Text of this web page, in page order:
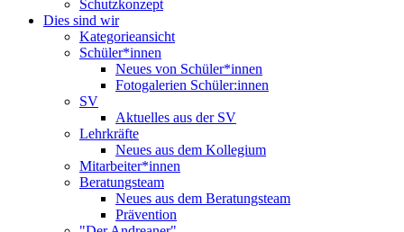
Schutzkonzept
Dies sind wir
Kategorieansicht
Schüler*innen
Neues von Schüler*innen
Fotogalerien Schüler:innen
SV
Aktuelles aus der SV
Lehrkräfte
Neues aus dem Kollegium
Mitarbeiter*innen
Beratungsteam
Neues aus dem Beratungsteam
Prävention